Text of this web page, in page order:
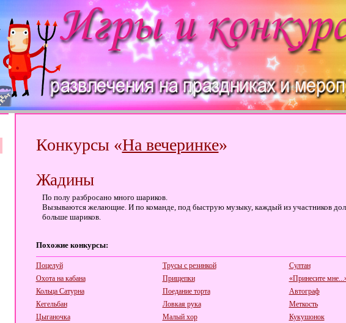
Конкурсы «На вечеринке»
Жадины
По полу разбросано много шариков.
Вызываются желающие. И по команде, под быструю музыку, каждый из участников
больше шариков.
Похожие конкурсы:
Поцелуй Трусы с резинкой
Султан
Охота на кабана
Прищепки
«Принесите
Кольца Сатурна
Поедание торта
Автограф
Кегельбан
Ловкая рука
Меткость
Цыганочка
Малый хор
Кукушонок